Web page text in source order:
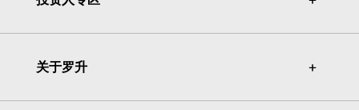
关于罗升 ＋
＋